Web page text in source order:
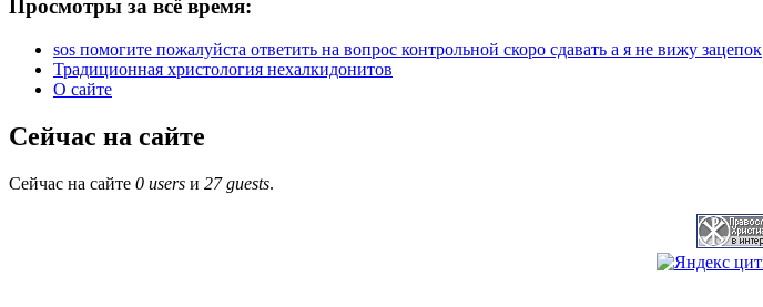
Просмотры за всё время:
sos помогите пожалуйста ответить на вопрос контрольной скоро сдавать а я не вижу зацепок
Традиционная христология нехалкидонитов
О сайте
Сейчас на сайте
Сейчас на сайте 0 users и 27 guests.